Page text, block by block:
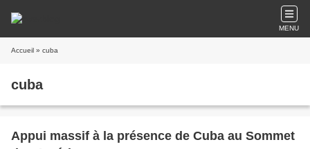
MENU
Accueil » cuba
cuba
Appui massif à la présence de Cuba au Sommet